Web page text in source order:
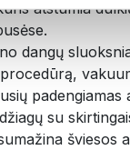
atstumia
dangų
padengiamas
su
šviesos